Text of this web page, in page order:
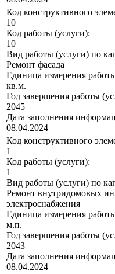
Код конструктивного
10
Код работы (услуги):
10
Вид работы (услуги) по
Ремонт фасада
Единица измерения
кв.м.
Год завершения работы
2045
Дата заполнения
08.04.2024
Код конструктивного
1
Код работы (услуги):
1
Вид работы (услуги) по
Ремонт внутридомовых
электроснабжения
Единица измерения
м.п.
Год завершения работы
2043
Дата заполнения
08.04.2024